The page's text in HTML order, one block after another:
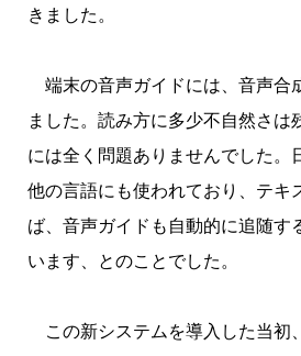
きました。
端末の音声ガイドには、音声合
ました。読み方に多少不自然さは
には全く問題ありませんでした。
他の言語にも使われており、テキ
ば、音声ガイドも自動的に追随す
います、とのことでした。
この新システムを導入した当初